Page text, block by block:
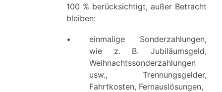
100 % berücksichtigt, außer Betracht
bleiben:
• einmalige Sonderzahlungen,
wie z. B. Jubiläumsgeld,
Weihnachtssonderzahlungen
usw., Trennungsgelder,
Fahrtkosten, Fernauslösungen,